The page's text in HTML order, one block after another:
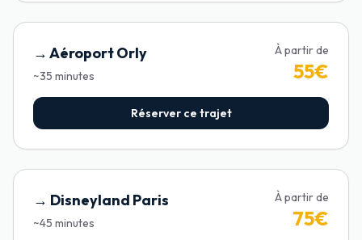
→ Aéroport Orly
~35 minutes
À partir de
55€
Réserver ce trajet
→ Disneyland Paris
~45 minutes
À partir de
75€